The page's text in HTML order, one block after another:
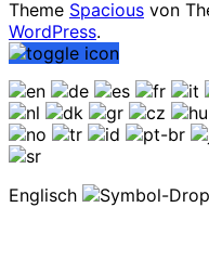
Theme Spacious von
WordPress.
Englisch